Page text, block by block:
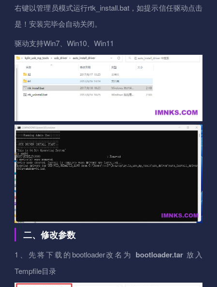
右键以管理员模式运行rtk_install.bat，如提示信任驱动点击
是！安装完毕会自动关闭。
驱动支持Win7、Win10、Win11
二、修改参数
1、先将下载的bootloader改名为 bootloader.tar 放入
Tempfile目录